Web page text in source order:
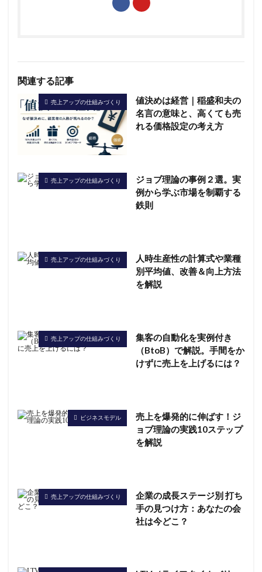
関連する記事
売上アップの仕組みづくり
値決めは経営｜稲盛和夫の
名言の意味と、高くても売
れる価格設定の考え方
売上アップの仕組みづくり
ジョブ理論の事例２選。実
例から学ぶ市場を制覇する
鉄則
売上アップの仕組みづくり
人時生産性の計算式や業種
別平均値、改善＆向上方法
を解説
売上アップの仕組みづくり
集客の自動化を実例付き
（BtoB）で解説。手間をか
けずに売上を上げるには？
ビジネスモデル
売上を爆発的に伸ばす！ジ
ョブ理論の実践10ステップ
を解説
売上アップの仕組みづくり
企業の成長ステージ別 打ち
手の見つけ方：あなたの会
社は今どこ？